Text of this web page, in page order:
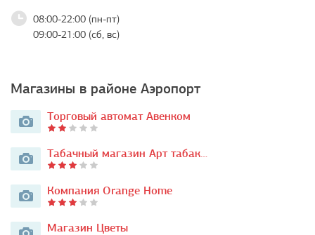
08:00-22:00 (пн-пт)
09:00-21:00 (сб, вс)
Магазины в районе Аэропорт
Торговый автомат Авенком
Табачный магазин Арт табак…
Компания Orange Home
Магазин Цветы